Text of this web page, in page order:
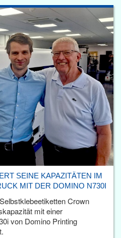
SEINE KAPAZITÄTEN IM
MIT DER DOMINO N730I
Crown
mit einer
von Domino Printing